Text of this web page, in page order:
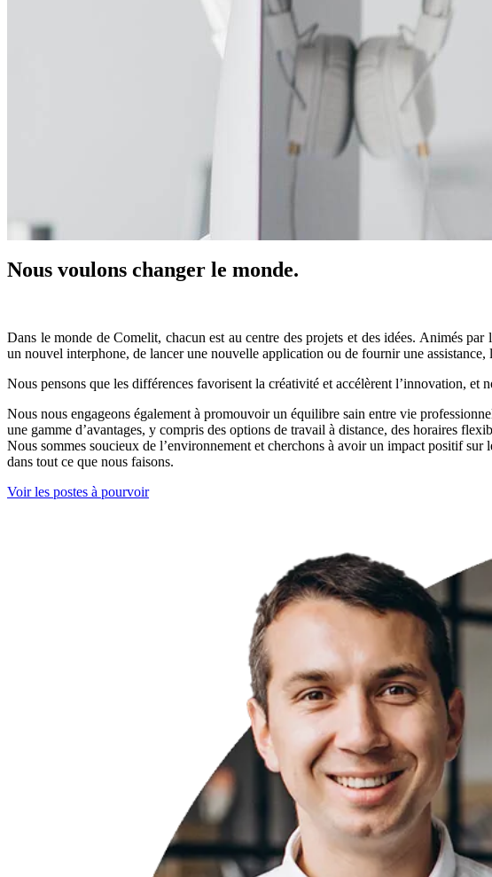
Nous voulons changer le monde.
Dans le monde de Comelit, chacun est au centre des projets et des idées. Animés par
un nouvel interphone, de lancer une nouvelle application ou de fournir une assistance,
Nous pensons que les différences favorisent la créativité et accélèrent l’innovation, et
Nous nous engageons également à promouvoir un équilibre sain entre vie
une gamme d’avantages, y compris des options de travail à distance, des horaires
Nous sommes soucieux de l’environnement et cherchons à avoir un impact positifsur
dans tout ce que nous faisons.
Voir les postes à pourvoir